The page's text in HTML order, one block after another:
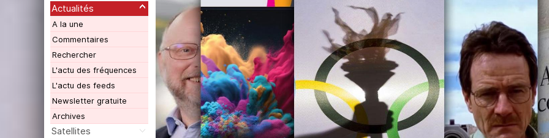
Actualités
A la une
Commentaires
Rechercher
L'actu des fréquences
L'actu des feeds
Newsletter gratuite
Archives
Satellites